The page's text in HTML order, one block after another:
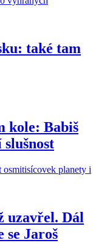
také tam
kole: Babiš
uzavřel. Dál
se Jaroš